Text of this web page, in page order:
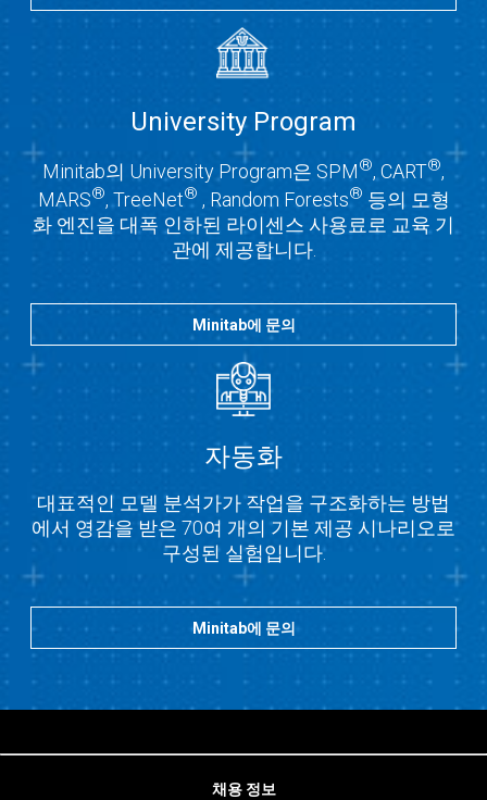
University Program
Minitab의 University Program은 SPM®, CART®,
MARS®, TreeNet® , Random Forests® 등의 모형
화 엔진을 대폭 인하된 라이센스 사용료로 교육 기
관에 제공합니다.
Minitab에 문의
자동화
대표적인 모델 분석가가 작업을 구조화하는 방법
에서 영감을 받은 70여 개의 기본 제공 시나리오로
구성된 실험입니다.
Minitab에 문의
채용 정보